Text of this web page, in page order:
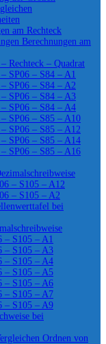
am Rechteck
Berechnungen am
Rechteck – Quadrat
SP06 – S84 – A1
SP06 – S84 – A2
SP06 – S84 – A3
SP06 – S84 – A4
SP06 – S85 – A10
SP06 – S85 – A12
SP06 – S85 – A14
SP06 – S85 – A16
– S105 – A12
– S105 – A2
bei
– S105 – A1
– S105 – A3
– S105 – A4
– S105 – A5
– S105 – A6
– S105 – A7
– S105 – A9
bei
Ordnen von